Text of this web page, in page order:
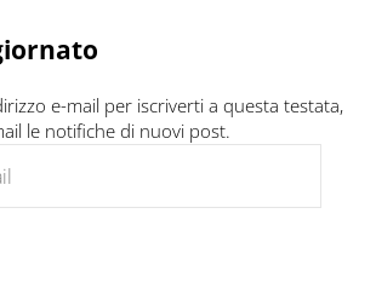
e-mail per iscriverti a questa testata,
le notifiche di nuovi post.